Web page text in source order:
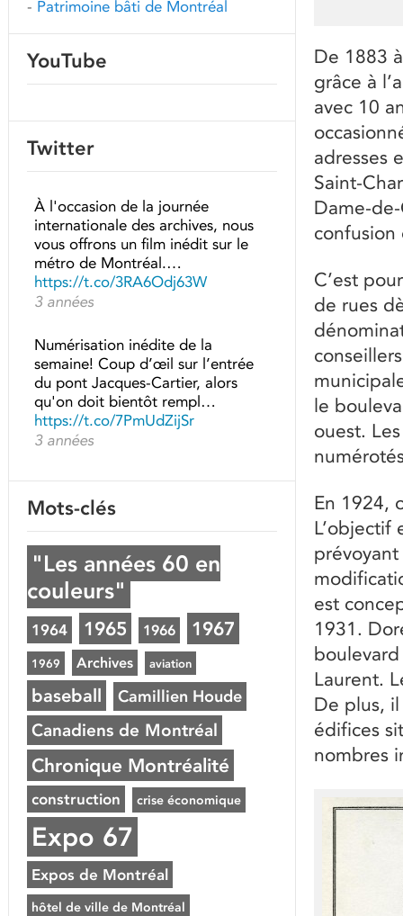
De 1883
grâce à
avec 10
adresses
Saint-
Dame-
C’est
de rues
le
ouest.
En 1924,
L’objectif
est
1931.
Laurent.
De plus,
édifices
nombres
- Patrimoine bâti de Montréal
YouTube
Twitter
À l'occasion de la journée
internationale des archives, nous
vous offrons un film inédit sur le
métro de Montréal.…
https://t.co/3RA6Odj63W
3 années
Numérisation inédite de la
semaine! Coup d’œil sur l’entrée
du pont Jacques-Cartier, alors
qu'on doit bientôt rempl…
https://t.co/7PmUdZijSr
3 années
Mots-clés
"Les années 60 en
couleurs"
1964 1965 1966 1967
1969 Archives aviation
baseball Camillien Houde
Canadiens de Montréal
Chronique Montréalité
construction crise économique
Expo 67
Expos de Montréal
hôtel de ville de Montréal